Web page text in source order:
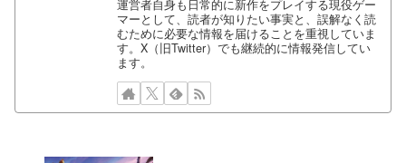
運営者自身も日常的に新作をプレイする現役ゲー
マーとして、読者が知りたい事実と、誤解なく読
むために必要な情報を届けることを重視していま
す。X（旧Twitter）でも継続的に情報発信してい
ます。